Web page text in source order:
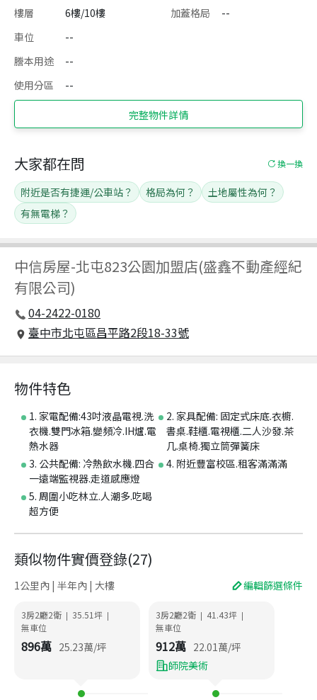
樓層
6樓/10樓 加蓋格局
--
車位
--
謄本用途
--
使用分區
--
完整物件詳情
中信房屋-北屯823公園加盟店(盛鑫不動產經紀
有限公司)
04-2422-0180
臺中市北屯區昌平路2段18-33號
大家都在問 換一換
附近是否有捷運/公車站？ 格局為何？
土地屬性為何？
有無電梯？
物件特色
1. 家電配備:43吋液晶電視.洗
衣機.雙門冰箱.變頻冷.IH爐.電
熱水器
2. 家具配備: 固定式床底.衣櫥.
書桌.鞋櫃.電視櫃.二人沙發.茶
几.桌椅.獨立筒彈簧床
3. 公共配備: 冷熱飲水機.四合
一遠端監視器.走道感應燈
4. 附近豐富校區.租客滿滿滿
5. 周圍小吃林立.人潮多.吃喝
超方便
類似物件實價登錄(27)
1公里內 | 半年內 | 大樓 編輯篩選條件
3房2廳2衛 | 35.51坪 |
無車位
896萬 25.23萬/坪
3房2廳2衛 | 41.43坪 |
無車位
912萬 22.01萬/坪
師院美術